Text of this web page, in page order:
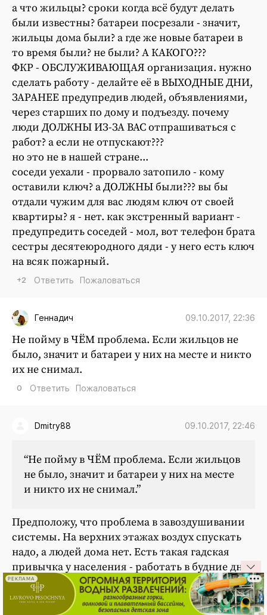
а что жильцы? сроки когда всё будут делать
были известны? батареи посрезали - значит,
жильцы дома были? а где же новые батареи в
то время были? не были? А КАКОГО???
ФКР - ОБСЛУЖИВАЮЩАЯ организация. нужно
сделать работу - делайте её в ВЫХОДНЫЕ ДНИ,
ЗАРАНЕЕ предупредив людей, объявлениями,
через старших по дому и подъезду. почему
люди ДОЛЖНЫ ИЗ-ЗА ВАС отпрашиваться с
работ? а если не отпускают???
но это не в нашей стране...
соседи уехали - прорвало затопило - кому
оставили ключ? а ДОЛЖНЫ были??? вы бы
отдали чужим для вас людям ключ от своей
квартиры? я - нет. как экстренный вариант -
предупредить соседей - мол, вот телефон брата
сестры десятеюродного дяди - у него есть ключ
на всяк пожарный.
+2 Ответить Пожаловаться
Геннадич 09.10.2017, 22:36
Не пойму в ЧЁМ проблема. Если жильцов не
было, значит и батареи у них на месте и никто
их не снимал.
0 Ответить Пожаловаться
Dmitry88 09.10.2017, 22:46
“Не пойму в ЧЁМ проблема. Если жильцов
не было, значит и батареи у них на месте
и никто их не снимал.”
Предположу, что проблема в завоздушивании
системы. На верхних этажах воздух спускать
надо, а людей дома нет. Есть такая гадская
привычка у населения - работать в будние дни.
Это, конечно, очень весело, что САМ
Артамонов разрешил вскрывать квартиры. Но
конституция нам вроде как гарантирует
РЕКЛАМА